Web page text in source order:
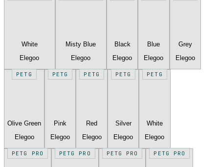
White
Elegoo
Misty Blue
Elegoo
Black
Elegoo
Blue
Elegoo
Grey
Elegoo
PETG
Olive Green
Elegoo
PETG
Pink
Elegoo
PETG
Red
Elegoo
PETG
Silver
Elegoo
PETG
White
Elegoo
PETG PRO PETG PRO PETG PRO PETG PRO